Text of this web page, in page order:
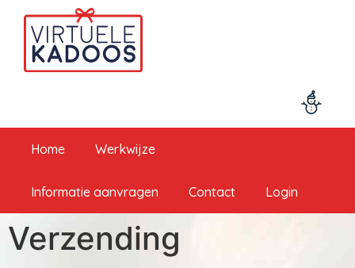
Home Werkwijze
Informatie aanvragen Contact Login
Verzending